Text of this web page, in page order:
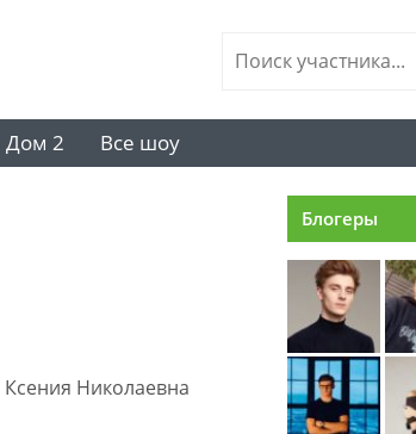
Дом 2 Все шоу
Ксения Николаевна
Блогеры